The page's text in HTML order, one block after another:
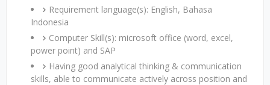
Requirement language(s): English, Bahasa
Indonesia
Computer Skill(s): microsoft office (word, excel,
power point) and SAP
Having good analytical thinking & communication
skills, able to communicate actively across position and